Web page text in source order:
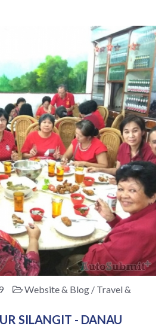
Website & Blog / Travel &
SILANGIT - DANAU